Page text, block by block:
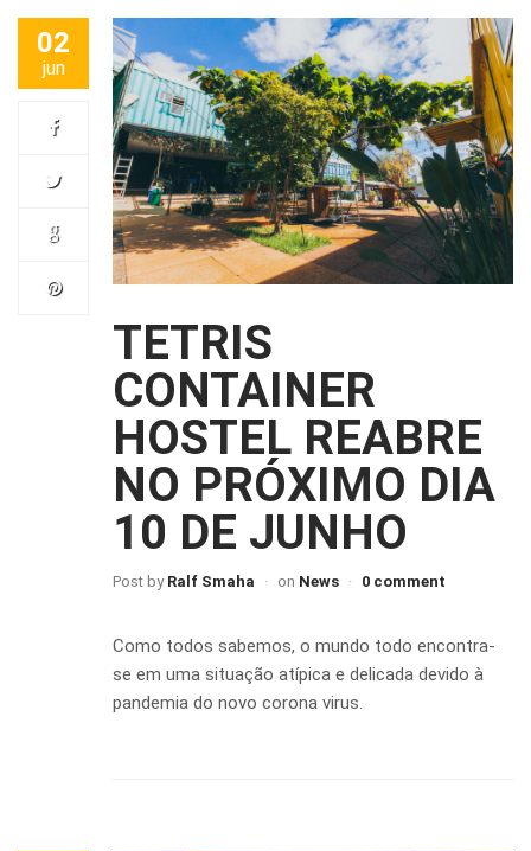
02
jun
TETRIS
CONTAINER
HOSTEL REABRE
NO PRÓXIMO DIA
10 DE JUNHO
Post by Ralf Smaha on News 0 comment
Como todos sabemos, o mundo todo encontra-
se em uma situação atípica e delicada devido à
pandemia do novo corona virus.